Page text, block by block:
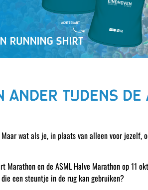
ANDER TIJDENS DE
wat als je, in plaats van alleen voor jezelf,
en de ASML Halve Marathon op 11
een steuntje in de rug kan gebruiken?